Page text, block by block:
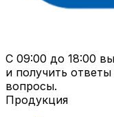
С 09:00 до 18:00
и получить
вопросы.
Продукция